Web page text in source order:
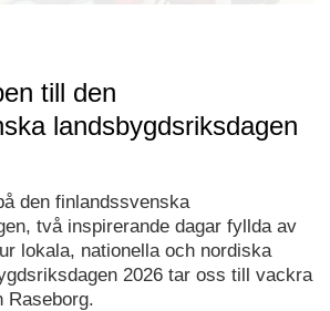
till den
landsbygdsriksdagen
den finlandssvenska
två inspirerande dagar fyllda av
lokala, nationella och nordiska
2026 tar oss till vackra
Raseborg.